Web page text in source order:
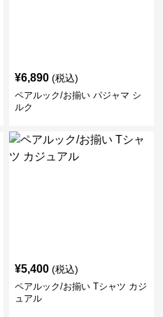
¥6,890 (税込)
ペアルック/お揃い パジャマ シ
ルク
¥5,400 (税込)
ペアルック/お揃い Tシャツ カジ
ュアル